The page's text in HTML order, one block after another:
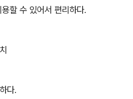
할 수 있어서 편리하다.
다.